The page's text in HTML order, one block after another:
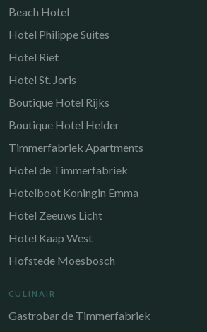
Beach Hotel
Hotel Philippe Suites
Hotel Riet
Hotel St. Joris
Boutique Hotel Rijks
Boutique Hotel Helder
Timmerfabriek Apartments
Hotel de Timmerfabriek
Hotelboot Koningin Emma
Hotel Zeeuws Licht
Hotel Kaap West
Hofstede Moesbosch
CULINAIR
Gastrobar de Timmerfabriek